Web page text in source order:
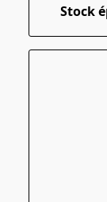
Stock